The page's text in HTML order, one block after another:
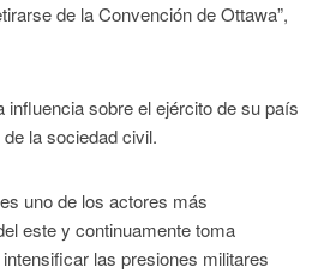
de la Convención de Ottawa”,
sobre el ejército de su país
la sociedad civil.
uno de los actores más
este y continuamente toma
las presiones militares